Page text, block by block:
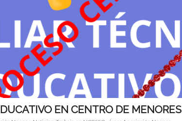
EN CENTRO DE MENORES